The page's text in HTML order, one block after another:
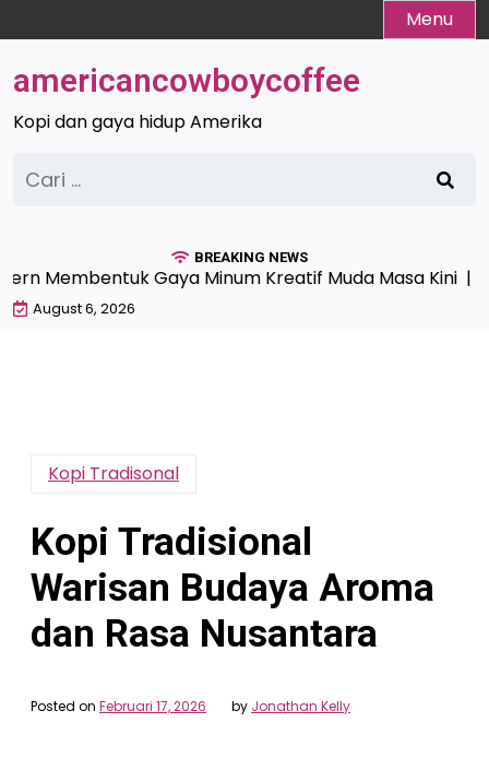
to
Menu
americancowboycoffee
Kopi dan gaya hidup Amerika
untuk:
BREAKING NEWS
Membentuk Gaya Minum Kreatif Muda Masa Kini |
August 6, 2026
Kopi Tradisonal
Kopi Tradisional
Warisan Budaya Aroma
dan Rasa Nusantara
Posted on Februari 17, 2026 by Jonathan Kelly